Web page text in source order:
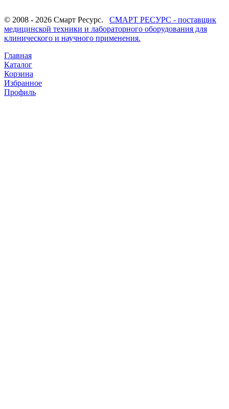
© 2008 - 2026 Смарт Ресурс. СМАРТ РЕСУРС - поставщик
медицинской техники и лабораторного оборудования для
клинического и научного применения.
Главная
Каталог
Корзина
Избранное
Профиль